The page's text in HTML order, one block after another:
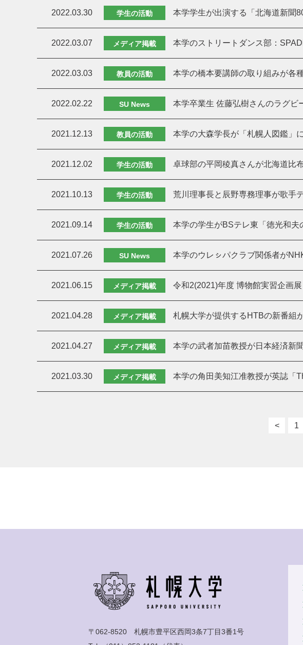
2022.03.30 学生の活動 本学学生が出演する「北海道新聞
2022.03.07 メディア掲載 本学のストリートダンス部：
2022.03.03 教員の活動 本学の橋本要講師の取り組みが各
2022.02.22 SU News 本学卒業生 佐藤弘樹さんのラグ
2021.12.13 教員の活動 本学の大森学長が「札幌人図鑑」
2021.12.02 学生の活動 卓球部の平岡稜真さんが北海道比
2021.10.13 学生の活動 荒川理事長と辰野専務理事が歌手
2021.09.14 学生の活動 本学の学生がBSテレ東「徳光和
2021.07.26 SU News 本学のウレㇱパクラブ関係者が
2021.06.15 メディア掲載 令和2(2021)年度 博物館実習企画
2021.04.28 メディア掲載 札幌大学が提供するHTBの新番組
2021.04.27 メディア掲載 本学の武者加苗教授が日本経済新
2021.03.30 メディア掲載 本学の角田美知江准教授が英誌「
< 1
〒062-8520 札幌市豊平区西岡3条7丁目3番1号